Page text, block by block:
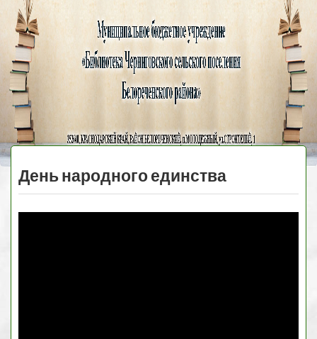
Черниговская
библиотека
МЕНЮ
День народного единства